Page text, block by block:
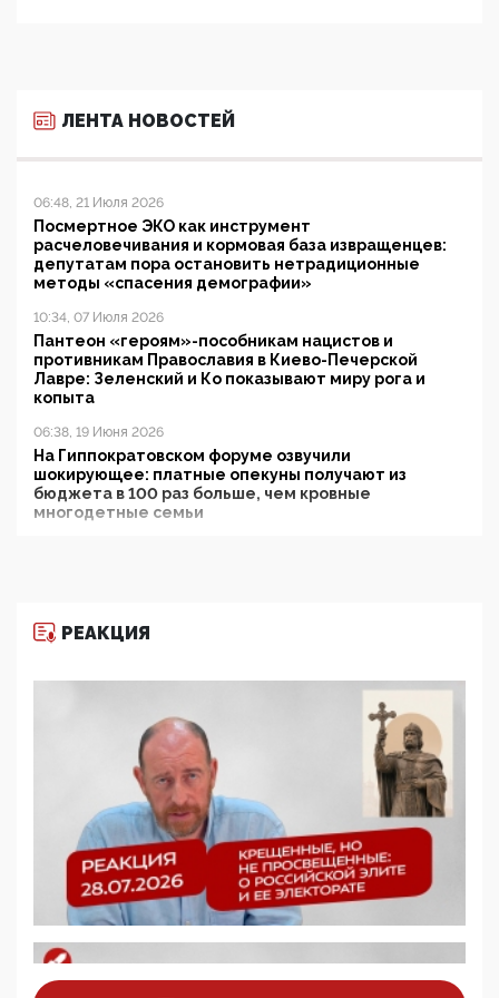
ЛЕНТА НОВОСТЕЙ
06:48, 21 Июля 2026
Посмертное ЭКО как инструмент
расчеловечивания и кормовая база извращенцев:
депутатам пора остановить нетрадиционные
методы «спасения демографии»
10:34, 07 Июля 2026
Пантеон «героям»-пособникам нацистов и
противникам Православия в Киево-Печерской
Лавре: Зеленский и Ко показывают миру рога и
копыта
06:38, 19 Июня 2026
На Гиппократовском форуме озвучили
шокирующее: платные опекуны получают из
бюджета в 100 раз больше, чем кровные
многодетные семьи
11:53, 09 Июня 2026
деятельность ИИТО ЮНЕСКО в России, но
цифроглобалисты продолжают определять
повестку в образовании
09:43, 01 Июня 2026
5G за счет здоровья граждан: Минцифры намерено
отобрать у регионов и муниципалитетов право
защищать жилые дома и социальные объекты от
05:58, 26 Мая 2026
Роскомнадзор освободили от борца с
деструктивным и опасным контентом
07:39, 25 Мая 2026
ценностей: «Новые люди» поднимают электорат
РЕАКЦИЯ